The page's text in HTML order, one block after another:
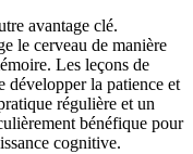
avantage clé.
le cerveau de manière
Les leçons de
développer la patience et
régulière et un
bénéfique pour
cognitive.